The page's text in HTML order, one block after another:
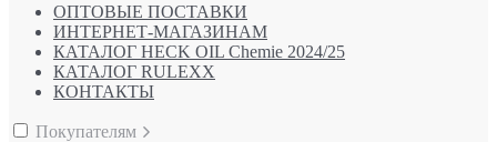
ОПТОВЫЕ ПОСТАВКИ
ИНТЕРНЕТ-МАГАЗИНАМ
КАТАЛОГ HECK OIL Chemie 2024/25
КАТАЛОГ RULEXX
КОНТАКТЫ
Покупателям